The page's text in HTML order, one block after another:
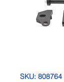
SKU: 808764